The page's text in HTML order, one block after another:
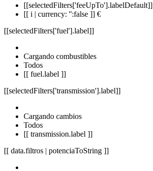
[[selectedFilters['feeUpTo'].labelDefault]]
[[ i | currency: '':false ]] €
[[selectedFilters['fuel'].label]]
Cargando combustibles
Todos
[[ fuel.label ]]
[[selectedFilters['transmission'].label]]
Cargando cambios
Todos
[[ transmission.label ]]
[[ data.filtros | potenciaToString ]]